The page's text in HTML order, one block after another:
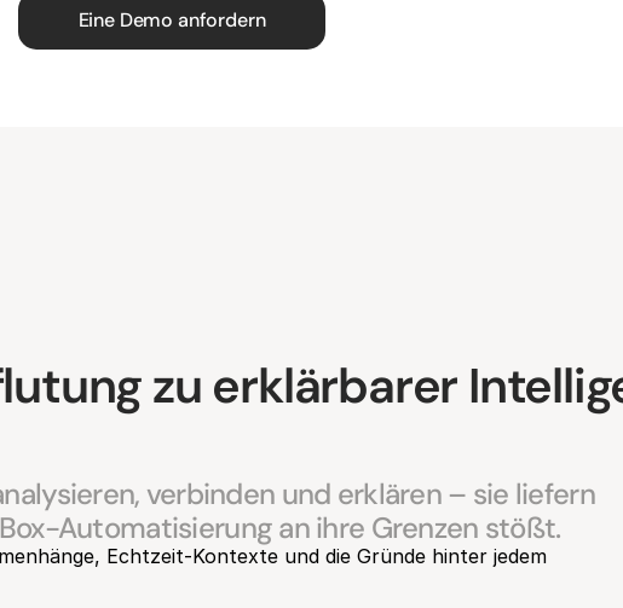
Eine Demo anfordern
zu erklärbarer
verbinden und erklären – sie liefern
Automatisierung an ihre Grenzen stößt.
Echtzeit-Kontexte und die Gründe hinter jedem